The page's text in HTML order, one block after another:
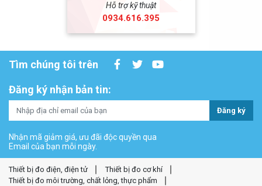
Hỗ trợ kỹ thuật
0934.616.395
Tìm chúng tôi trên
Đăng ký nhận bản tin:
Đăng ký
Nhận mã giảm giá, ưu đãi độc quyền qua
Email của bạn mỗi ngày.
Thiết bị đo điện, điện tử
Thiết bị đo cơ khí
Thiết bị đo môi trường, chất lỏng, thực phẩm